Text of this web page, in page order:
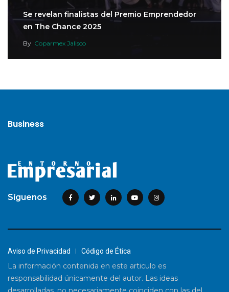
Se revelan finalistas del Premio Emprendedor
en The Chance 2025
By Coparmex Jalisco
Business
Síguenos
Aviso de Privacidad Código de Ética
La información contenida en este articulo es
responsabilidad únicamente del autor. Las ideas